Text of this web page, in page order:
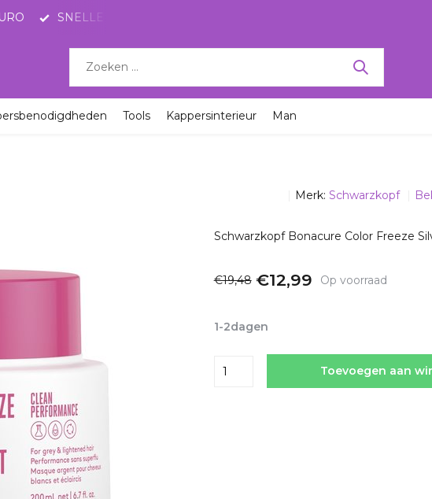
SNELLE LEVERING MET POSTNL
Tools Kappersinterieur Man
Merk: Schwarzkopf
Schwarzkopf Bonacure Color Freeze
€19,48 €12,99 Op voorraad
1-2dagen
Toevoegen aan